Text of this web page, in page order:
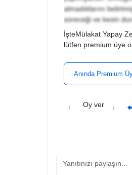
almadıklarını
süreceği ve kesin
İşteMülakat Yapay
lütfen premium üye
Anında Premium
↑ Oy ver ↓